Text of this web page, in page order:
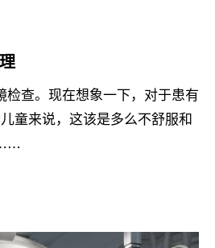
检查。现在想象一下，对于患有
童来说，这该是多么不舒服和
……